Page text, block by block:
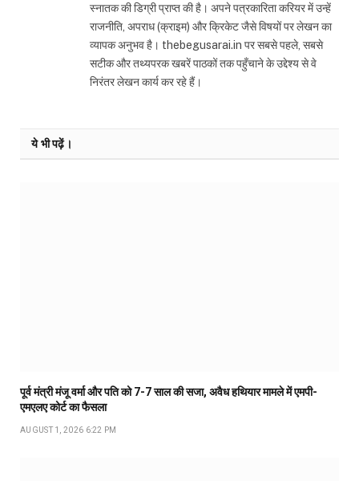
स्नातक की डिग्री प्राप्त की है। अपने पत्रकारिता करियर में उन्हें
राजनीति, अपराध (क्राइम) और क्रिकेट जैसे विषयों पर लेखन का
व्यापक अनुभव है। thebegusarai.in पर सबसे पहले, सबसे
सटीक और तथ्यपरक खबरें पाठकों तक पहुँचाने के उद्देश्य से वे
निरंतर लेखन कार्य कर रहे हैं।
ये भी पढ़ें।
पूर्व मंत्री मंजू वर्मा और पति को 7-7 साल की सजा, अवैध हथियार मामले में एमपी-
एमएलए कोर्ट का फैसला
AUGUST 1, 2026 6:22 PM